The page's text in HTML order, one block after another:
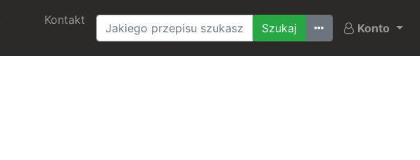
Kontakt
Ostatnio szukane
Konto